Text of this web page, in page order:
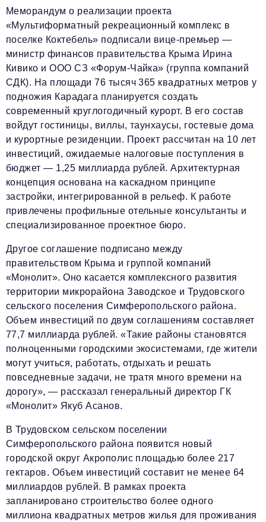
Ритейл
Телеком
Социальная сфера
Образование
Новости компании
Фоторепортажи
Авторские материалы
Видео
Телефон редакции:+7 495 727-01-67
Информационный отдел
info@business-magazine.online
reklama@business-magazine.online
Отдел распространения/редакционная подписка
podpiska@business-magazine.online
Отдел по работе с партнерами
partner@business-magazine.online
Меморандум о реализации проекта
«Мультиформатный рекреационный комплекс в
поселке Коктебель» подписали вице-премьер —
министр финансов правительства Крыма Ирина
Кивико и ООО СЗ «Форум-Чайка» (группа компаний
СДК). На площади 76 тысяч 365 квадратных метров у
подножия Карадага планируется создать
современный круглогодичный курорт. В его состав
войдут гостиницы, виллы, таунхаусы, гостевые дома
и курортные резиденции. Проект рассчитан на 10 лет
инвестиций, ожидаемые налоговые поступления в
бюджет — 1,25 миллиарда рублей. Архитектурная
концепция основана на каскадном принципе
застройки, интегрированной в рельеф. К работе
привлечены профильные отельные консультанты и
специализированное проектное бюро.
Другое соглашение подписано между
правительством Крыма и группой компаний
«Монолит». Оно касается комплексного развития
территории микрорайона Заводское и Трудовского
сельского поселения Симферопольского района.
Объем инвестиций по двум соглашениям составляет
77,7 миллиарда рублей. «Такие районы становятся
полноценными городскими экосистемами, где жители
могут учиться, работать, отдыхать и решать
повседневные задачи, не тратя много времени на
дорогу», — рассказал генеральный директор ГК
«Монолит» Якуб Асанов.
В Трудовском сельском поселении
Симферопольского района появится новый
городской округ Акрополис площадью более 217
гектаров. Объем инвестиций составит не менее 64
миллиардов рублей. В рамках проекта
запланировано строительство более одного
миллиона квадратных метров жилья для проживания